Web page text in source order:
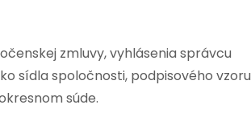
zmluvy, vyhlásenia správcu
sídla spoločnosti, podpisového vzoru
súde.